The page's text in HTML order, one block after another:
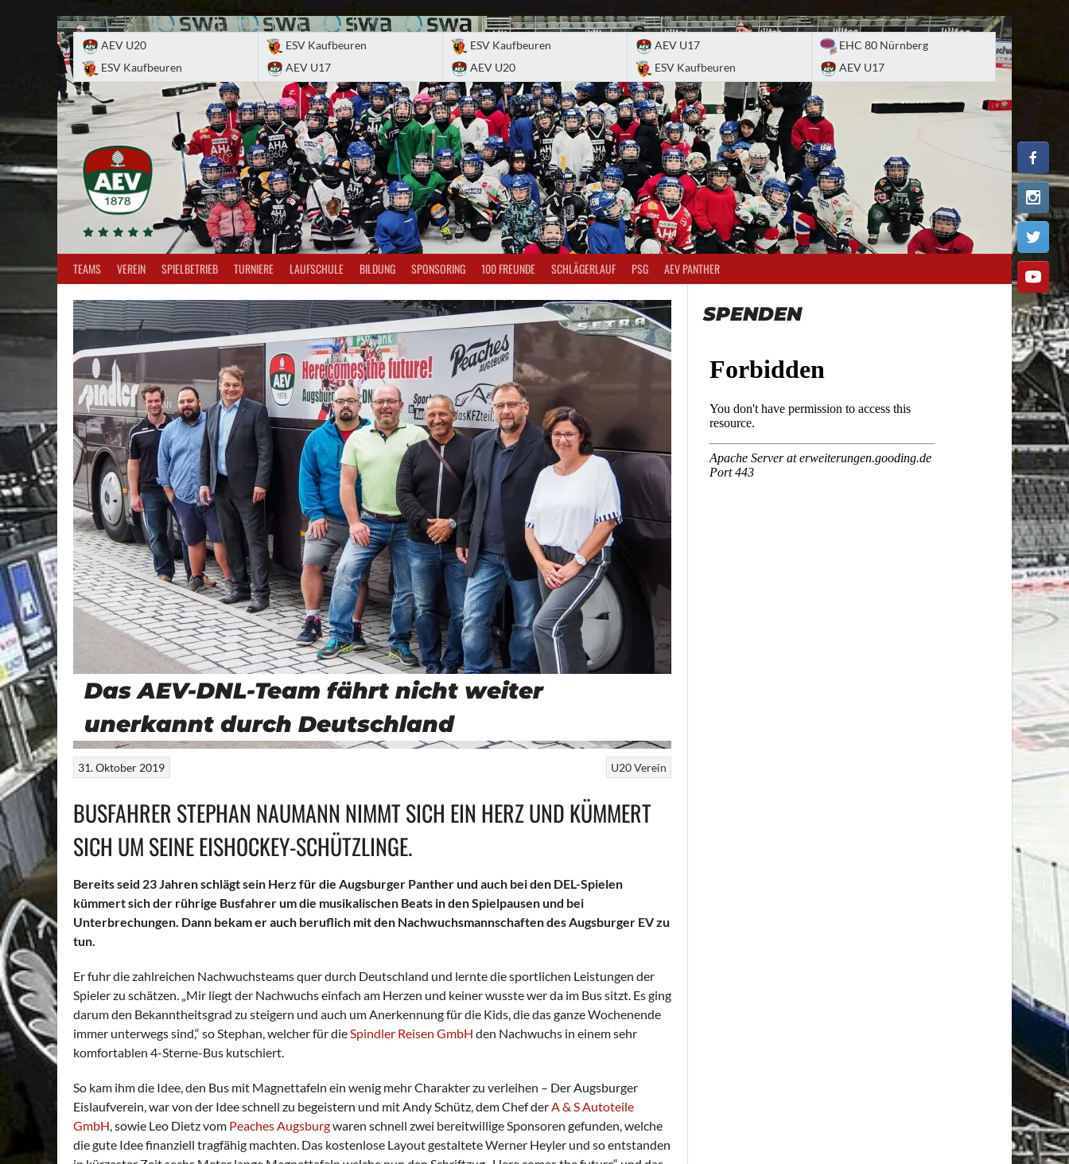
AEV U20
ESV Kaufbeuren
ESV Kaufbeuren
AEV U17
ESV Kaufbeuren
AEV U20
AEV U17
ESV Kaufbeuren
EHC 80 Nürnberg
AEV U17
TEAMS VEREIN SPIELBETRIEB TURNIERE LAUFSCHULE BILDUNG SPONSORING 100 FREUNDE SCHLÄGERLAUF PSG AEV PANTHER
Das AEV-DNL-Team fährt nicht weiter
unerkannt durch Deutschland
U20Verein
31. Oktober 2019
BUSFAHRER STEPHAN NAUMANN NIMMT SICH EIN HERZ UND KÜMMERT
SICH UM SEINE EISHOCKEY-SCHÜTZLINGE.
Bereits seid 23 Jahren schlägt sein Herz für die Augsburger Panther und auch bei den DEL-Spielen
kümmert sich der rührige Busfahrer um die musikalischen Beats in den Spielpausen und bei
Unterbrechungen. Dann bekam er auch beruflich mit den Nachwuchsmannschaften des Augsburger EV zu
tun.
Er fuhr die zahlreichen Nachwuchsteams quer durch Deutschland und lernte die sportlichen Leistungen der
Spieler zu schätzen. „Mir liegt der Nachwuchs einfach am Herzen und keiner wusste wer da im Bus sitzt. Es ging
darum den Bekanntheitsgrad zu steigern und auch um Anerkennung für die Kids, die das ganze Wochenende
immer unterwegs sind,“ so Stephan, welcher für die Spindler Reisen GmbH den Nachwuchs in einem sehr
komfortablen 4-Sterne-Bus kutschiert.
So kam ihm die Idee, den Bus mit Magnettafeln ein wenig mehr Charakter zu verleihen – Der Augsburger
Eislaufverein, war von der Idee schnell zu begeistern und mit Andy Schütz, dem Chef der A & S Autoteile
GmbH , sowie Leo Dietz vom Peaches Augsburgwaren schnell zwei bereitwillige Sponsoren gefunden, welche
die gute Idee finanziell tragfähig machten. Das kostenlose Layout gestaltete Werner Heyler und so entstanden
SPENDEN